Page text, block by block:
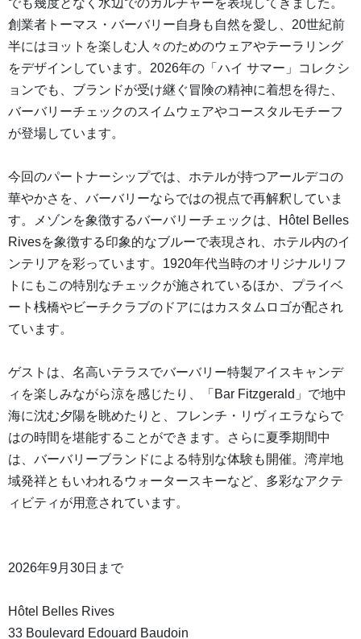
でも幾度となく水辺でのカルチャーを表現してきました。
創業者トーマス・バーバリー自身も自然を愛し、20世紀前
半にはヨットを楽しむ人々のためのウェアやテーラリング
をデザインしています。2026年の「ハイ サマー」コレクシ
ョンでも、ブランドが受け継ぐ冒険の精神に着想を得た、
バーバリーチェックのスイムウェアやコースタルモチーフ
が登場しています。
今回のパートナーシップでは、ホテルが持つアールデコの
華やかさを、バーバリーならではの視点で再解釈していま
す。メゾンを象徴するバーバリーチェックは、Hôtel Belles
Rivesを象徴する印象的なブルーで表現され、ホテル内のイ
ンテリアを彩っています。1920年代当時のオリジナルリフ
トにもこの特別なチェックが施されているほか、プライベ
ート桟橋やビーチクラブのドアにはカスタムロゴが配され
ています。
ゲストは、名高いテラスでバーバリー特製アイスキャンデ
ィを楽しみながら涼を感じたり、「Bar Fitzgerald」で地中
海に沈む夕陽を眺めたりと、フレンチ・リヴィエラならで
はの時間を堪能することができます。さらに夏季期間中
は、バーバリーブランドによる特別な体験も開催。湾岸地
域発祥ともいわれるウォータースキーなど、多彩なアクテ
ィビティが用意されています。
2026年9月30日まで
Hôtel Belles Rives
33 Boulevard Edouard Baudoin